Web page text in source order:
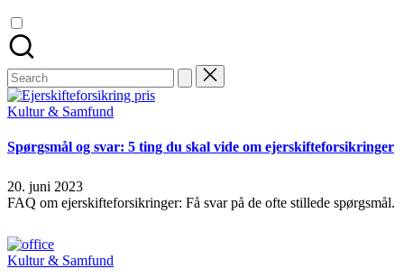
Search
for:
Posted
Kultur & Samfund
Spørgsmål og svar: 5 ting du skal vide om ejerskifteforsikringer
20. juni 2023
FAQ om ejerskifteforsikringer: Få svar på de ofte stillede spørgsmål.
Posted
Kultur & Samfund